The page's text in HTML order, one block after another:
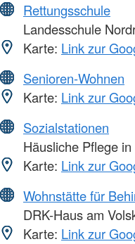
Rettungsschule
Landesschule
Karte: Link zur
Senioren-Wohnen
Karte: Link zur
Sozialstationen
Häusliche Pflege
Karte: Link zur
Wohnstätte für
DRK-Haus am
Karte: Link zur